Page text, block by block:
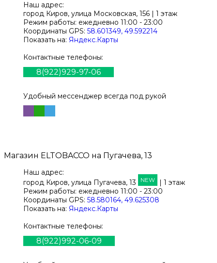
Наш адрес:
город Киров, улица Московская, 156 | 1 этаж
Режим работы: ежедневно 11:00 - 23:00
Координаты GPS: 58.601349, 49.592214
Показать на: Яндекс.Карты
Контактные телефоны:
8(922)929-97-06
Удобный мессенджер всегда под рукой
Магазин ELTOBACCO на Пугачева, 13
Наш адрес:
город Киров, улица Пугачева, 13 NEW
| 1 этаж
Режим работы: ежедневно 11:00 - 23:00
Координаты GPS: 58.580164, 49.625308
Показать на: Яндекс.Карты
Контактные телефоны:
8(922)992-06-09